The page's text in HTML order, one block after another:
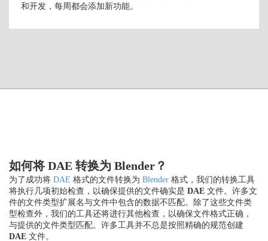
和开发，每周都会添加新功能。
如何将 DAE 转换为 Blender？
为了成功将 DAE 格式的文件转换为 Blender 格式，我们的转换工具
将执行几项初始检查，以确保提供的文件确实是 DAE 文件。许多文
件的文件类型扩展名与文件中包含的数据不匹配。除了这些文件类
型检查外，我们的工具还将进行其他检查，以确保文件格式正确，
与提供的文件类型匹配。许多工具并不总是按照精确的规范创建
DAE 文件。